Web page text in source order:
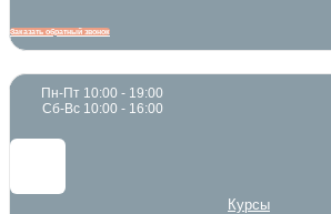
Заказать обратный звонок
Пн-Пт 10:00 - 19:00
Сб-Вс 10:00 - 16:00
Курсы